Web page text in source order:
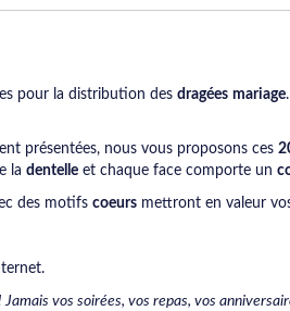
pour la distribution des dragées mariage
présentées, nous vous proposons ces
la dentelle et chaque face comporte un
des motifs coeurs mettront en valeur
vos soirées, vos repas, vos